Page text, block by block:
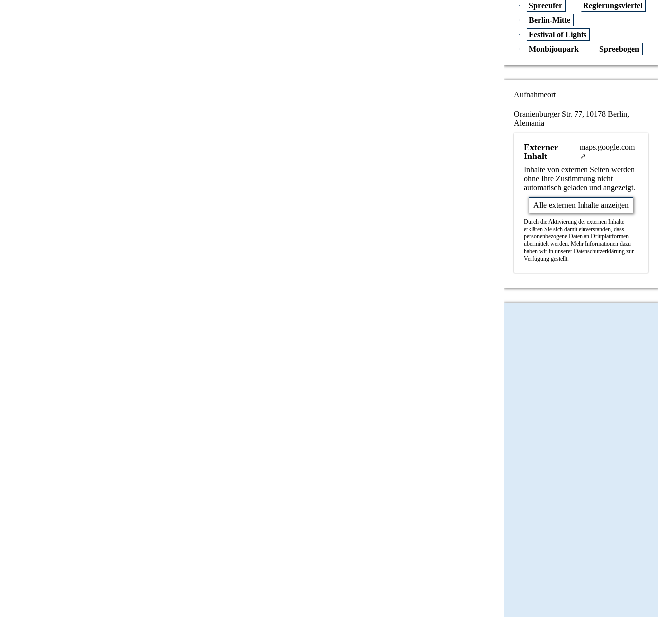
Spreeufer
Regierungsviertel
Berlin-Mitte
Festival of Lights
Monbijoupark
Spreebogen
Aufnahmeort
Oranienburger Str. 77, 10178 Berlin,
Alemania
Externer
Inhalt
maps.google.com
Inhalte von externen Seiten werden
ohne Ihre Zustimmung nicht
automatisch geladen und angezeigt.
Alle externen Inhalte anzeigen
Durch die Aktivierung der externen Inhalte
erklären Sie sich damit einverstanden, dass
personenbezogene Daten an Drittplattformen
übermittelt werden. Mehr Informationen dazu
haben wir in unserer Datenschutzerklärung zur
Verfügung gestellt.